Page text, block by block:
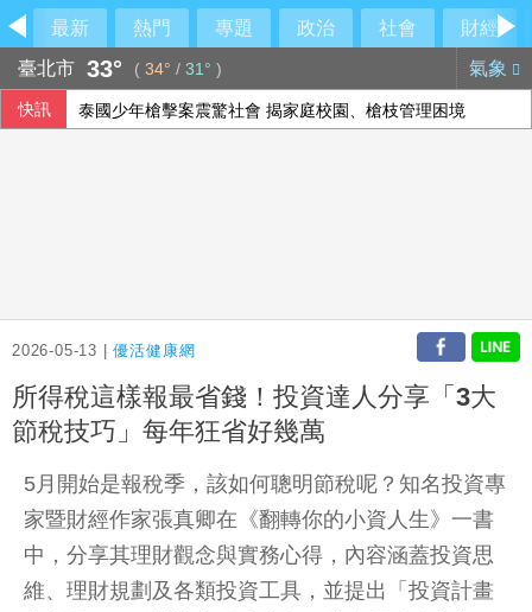
最新 熱門 專題 政治 社會
財經
臺北市 33° ( 34° / 31° ) 氣象
快訊 泰國少年槍擊案震驚社會 揭家庭校園、槍枝管理困境
2026-05-13 |優活健康網
所得稅這樣報最省錢！投資達人分享「3大
節稅技巧」每年狂省好幾萬
5月開始是報稅季，該如何聰明節稅呢？知名投資專
家暨財經作家張真卿在《翻轉你的小資人生》一書
中，分享其理財觀念與實務心得，內容涵蓋投資思
維、理財規劃及各類投資工具，並提出「投資計畫